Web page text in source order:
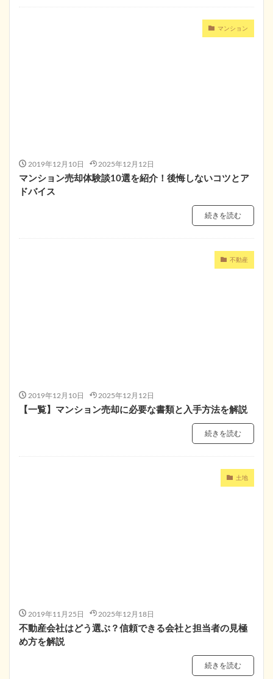
マンション
2019年12月10日 2025年12月12日
マンション売却体験談10選を紹介！後悔しないコツとア
ドバイス
続きを読む
不動産
2019年12月10日 2025年12月12日
【一覧】マンション売却に必要な書類と入手方法を解説
続きを読む
土地
2019年11月25日 2025年12月18日
不動産会社はどう選ぶ？信頼できる会社と担当者の見極
め方を解説
続きを読む